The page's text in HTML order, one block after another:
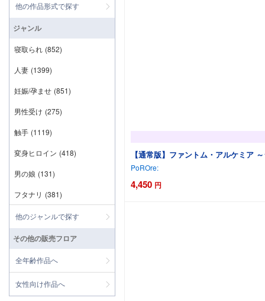
【通常版】ファントム・アルケミア
PoROre:
4,450 円
他の作品形式で探す
ジャンル
寝取られ (852)
人妻 (1399)
妊娠/孕ませ (851)
男性受け (275)
触手 (1119)
変身ヒロイン (418)
男の娘 (131)
フタナリ (381)
他のジャンルで探す
その他の販売フロア
全年齢作品へ
女性向け作品へ